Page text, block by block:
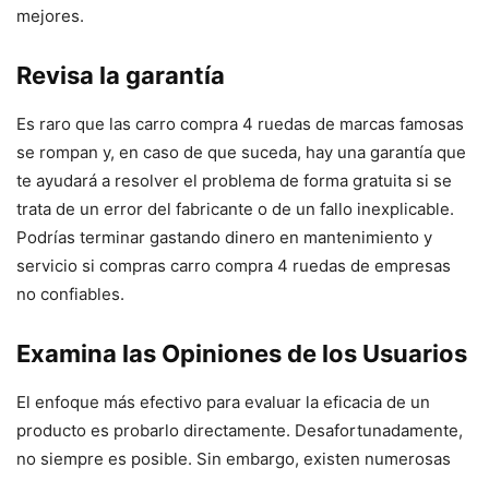
mejores.
Revisa la garantía
Es raro que las carro compra 4 ruedas de marcas famosas
se rompan y, en caso de que suceda, hay una garantía que
te ayudará a resolver el problema de forma gratuita si se
trata de un error del fabricante o de un fallo inexplicable.
Podrías terminar gastando dinero en mantenimiento y
servicio si compras carro compra 4 ruedas de empresas
no confiables.
Examina las Opiniones de los Usuarios
El enfoque más efectivo para evaluar la eficacia de un
producto es probarlo directamente. Desafortunadamente,
no siempre es posible. Sin embargo, existen numerosas